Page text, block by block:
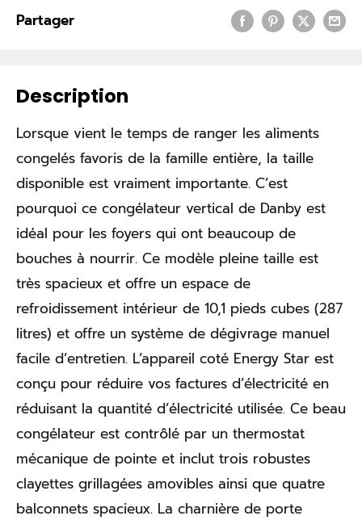
Partager
Description
Lorsque vient le temps de ranger les aliments
congelés favoris de la famille entière, la taille
disponible est vraiment importante. C’est
pourquoi ce congélateur vertical de Danby est
idéal pour les foyers qui ont beaucoup de
bouches à nourrir. Ce modèle pleine taille est
très spacieux et offre un espace de
refroidissement intérieur de 10,1 pieds cubes (287
litres) et offre un système de dégivrage manuel
facile d’entretien. L’appareil coté Energy Star est
conçu pour réduire vos factures d’électricité en
réduisant la quantité d’électricité utilisée. Ce beau
congélateur est contrôlé par un thermostat
mécanique de pointe et inclut trois robustes
clayettes grillagées amovibles ainsi que quatre
balconnets spacieux. La charnière de porte